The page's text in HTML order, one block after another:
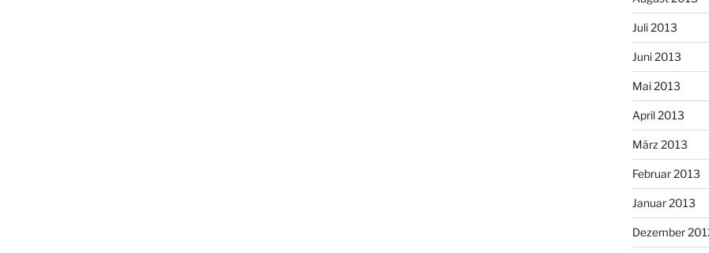
Juli 2013
Juni 2013
Mai 2013
April 2013
März 2013
Februar 2013
Januar 2013
Dezember